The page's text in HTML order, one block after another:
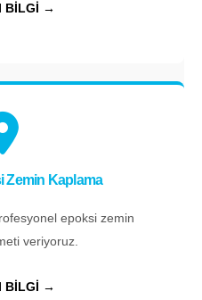
BİLGİ →
Zemin Kaplama
epoksi zemin
veriyoruz.
BİLGİ →